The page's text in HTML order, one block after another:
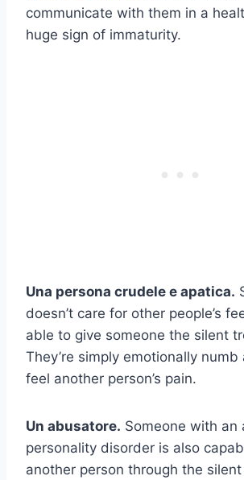
communicate with them in a
huge sign of immaturity.
Una persona crudele e apatica.
doesn’t care for other people’s
able to give someone the silent
They’re simply emotionally
feel another person’s pain.
Un abusatore. Someone with an
personality disorder is also
another person through the